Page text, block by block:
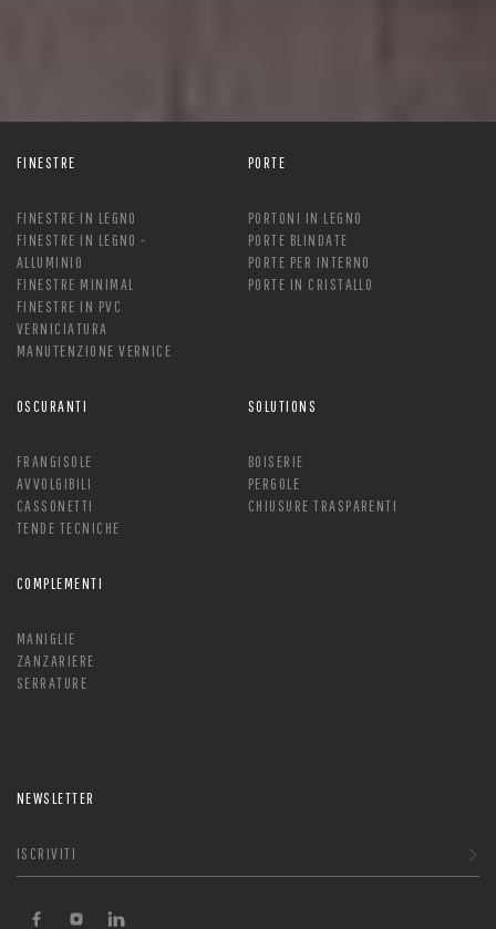
FINESTRE
FINESTRE IN LEGNO
FINESTRE IN LEGNO -
ALLUMINIO
FINESTRE MINIMAL
FINESTRE IN PVC
VERNICIATURA
MANUTENZIONE VERNICE
PORTE
PORTONI IN LEGNO
PORTE BLINDATE
PORTE PER INTERNO
PORTE IN CRISTALLO
OSCURANTI
FRANGISOLE
AVVOLGIBILI
CASSONETTI
TENDE TECNICHE
SOLUTIONS
BOISERIE
PERGOLE
CHIUSURE TRASPARENTI
COMPLEMENTI
MANIGLIE
ZANZARIERE
SERRATURE
NEWSLETTER
ISCRIVITI